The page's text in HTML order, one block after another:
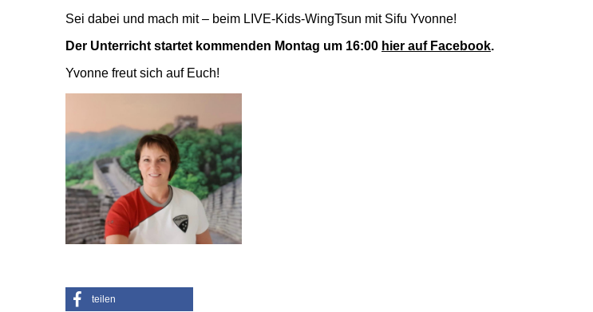
Sei dabei und mach mit – beim LIVE-Kids-WingTsun mit Sifu Yvonne!
Der Unterricht startet kommenden Montag um 16:00 hier auf Facebook.
Yvonne freut sich auf Euch!
teilen